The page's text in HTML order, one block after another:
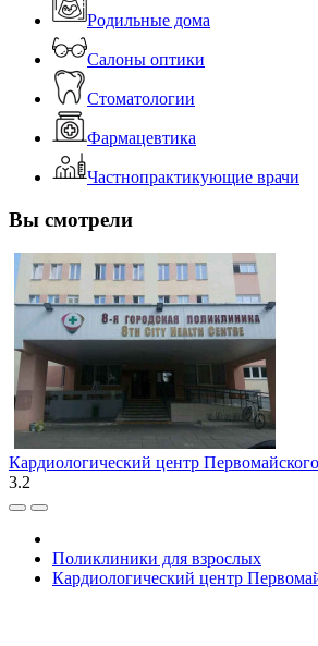
Родильные дома
Салоны оптики
Стоматологии
Фармацевтика
Частнопрактикующие врачи
Вы смотрели
Кардиологический центр
3.2
Поликлиники для взрослых
Кардиологический центр